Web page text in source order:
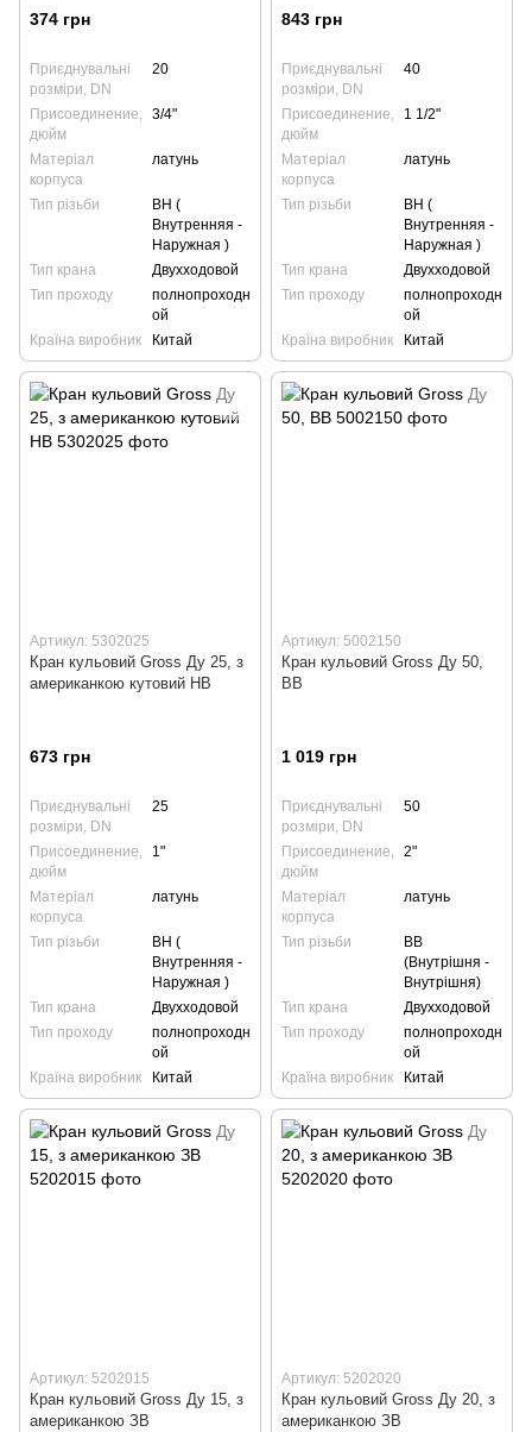
374 грн
Приєднувальні
розміри, DN
20
Присоединение,
дюйм
3/4"
Матеріал
корпуса
латунь
Тип різьби
ВН (
Внутренняя -
Наружная )
Тип крана
Двухходовой
Тип проходу
полнопроходн
ой
Країна виробник
Китай
843 грн
Приєднувальні
розміри, DN
40
Присоединение,
дюйм
1 1/2"
Матеріал
корпуса
латунь
Тип різьби
ВН (
Внутренняя -
Наружная )
Тип крана
Двухходовой
Тип проходу
полнопроходн
ой
Країна виробник
Китай
Артикул: 5302025
Кран кульовий Gross Ду 25, з
американкою кутовий НВ
673 грн
Приєднувальні
розміри, DN
25
Присоединение,
дюйм
1"
Матеріал
корпуса
латунь
Тип різьби
ВН (
Внутренняя -
Наружная )
Тип крана
Двухходовой
Тип проходу
полнопроходн
ой
Країна виробник
Китай
Артикул: 5002150
Кран кульовий Gross Ду 50,
ВВ
1 019 грн
Приєднувальні
розміри, DN
50
Присоединение,
дюйм
2"
Матеріал
корпуса
латунь
Тип різьби
ВВ
(Внутрішня -
Внутрішня)
Тип крана
Двухходовой
Тип проходу
полнопроходн
ой
Країна виробник
Китай
Артикул: 5202015
Кран кульовий Gross Ду 15, з
американкою ЗВ
Артикул: 5202020
Кран кульовий Gross Ду 20, з
американкою ЗВ